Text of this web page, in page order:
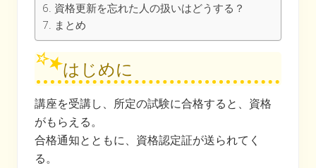
資格更新を忘れた人の扱いはどうする？
まとめ
はじめに
講座を受講し、所定の試験に合格すると、資格
がもらえる。
合格通知とともに、資格認定証が送られてく
る。